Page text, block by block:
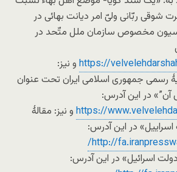
شوقی ربّانی ولیّ امر دیانت بهائی در
مخصوص سازمان ملل متّحد در
https:// و نیز:
رسمی جمهوری اسلامی ایران تحت عنوان
آن”» در این آدرس:
https:// و نیز: مقالۀ
اسراییل» در این آدرس:
http://
دولت اسرائیل» در این آدرس: